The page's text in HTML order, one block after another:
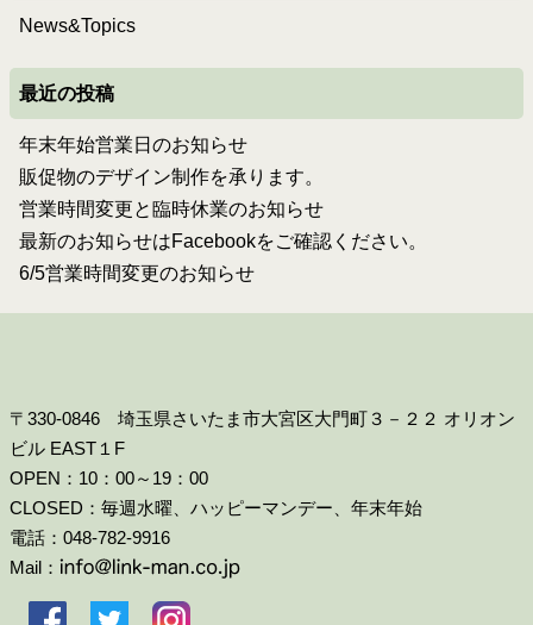
News&Topics
最近の投稿
年末年始営業日のお知らせ
販促物のデザイン制作を承ります。
営業時間変更と臨時休業のお知らせ
最新のお知らせはFacebookをご確認ください。
6/5営業時間変更のお知らせ
〒330-0846 埼玉県さいたま市大宮区大門町３－２２ オリオン
ビル EAST１F
OPEN：10：00～19：00
CLOSED：毎週水曜、ハッピーマンデー、年末年始
電話：048-782-9916
Mail：